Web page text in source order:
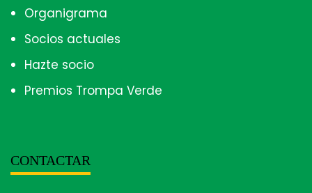
Organigrama
Socios actuales
Hazte socio
Premios Trompa Verde
CONTACTAR